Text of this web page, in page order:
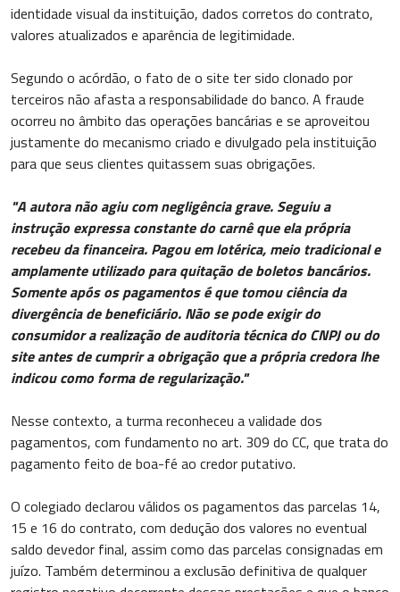
identidade visual da instituição, dados corretos do contrato,
valores atualizados e aparência de legitimidade.
Segundo o acórdão, o fato de o site ter sido clonado por
terceiros não afasta a responsabilidade do banco. A fraude
ocorreu no âmbito das operações bancárias e se aproveitou
justamente do mecanismo criado e divulgado pela instituição
para que seus clientes quitassem suas obrigações.
"A autora não agiu com negligência grave. Seguiu a
instrução expressa constante do carnê que ela própria
recebeu da financeira. Pagou em lotérica, meio tradicional e
amplamente utilizado para quitação de boletos bancários.
Somente após os pagamentos é que tomou ciência da
divergência de beneficiário. Não se pode exigir do
consumidor a realização de auditoria técnica do CNPJ ou do
site antes de cumprir a obrigação que a própria credora lhe
indicou como forma de regularização."
Nesse contexto, a turma reconheceu a validade dos
pagamentos, com fundamento no art. 309 do CC, que trata do
pagamento feito de boa-fé ao credor putativo.
O colegiado declarou válidos os pagamentos das parcelas 14,
15 e 16 do contrato, com dedução dos valores no eventual
saldo devedor final, assim como das parcelas consignadas em
juízo. Também determinou a exclusão definitiva de qualquer